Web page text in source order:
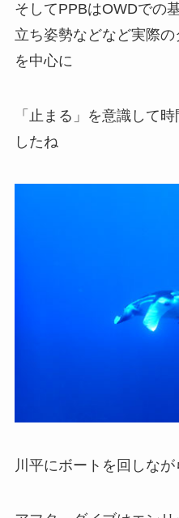
そしてPPBはOWDでの
立ち姿勢などなど実際
を中心に
「止まる」を意識して
したね
川平にボートを回しな